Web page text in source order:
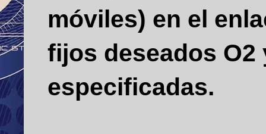
móviles) en el
fijos deseados O2
especificadas.